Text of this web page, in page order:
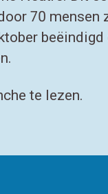
70
te lezen.